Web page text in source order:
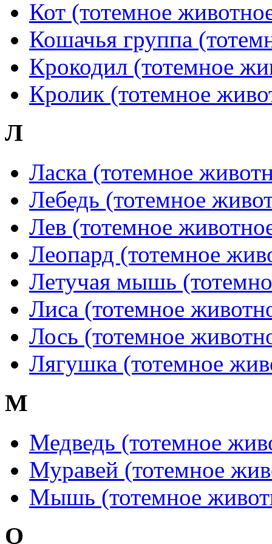
Кот (тотемное
Кошачья группа
Крокодил (тотемное
Кролик (тотемное
Л
Ласка (тотемное
Лебедь (тотемное
Лев (тотемное
Леопард (тотемное
Летучая мышь
Лиса (тотемное
Лось (тотемное
Лягушка (тотемное
М
Медведь (тотемное
Муравей (тотемное
Мышь (тотемное
О